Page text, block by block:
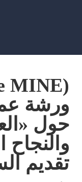
ورشة
حول
تقديم